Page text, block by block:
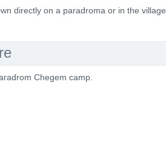
directly on a paradroma or in the
Chegem camp.